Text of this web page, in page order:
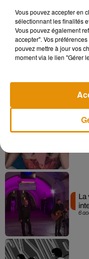
7
6
La
Vous pouvez accepter en
sélectionnant les finalités
Vous pouvez également
accepter". Vos
pouvez mettre à jour vos
moment via le lien "Gérer